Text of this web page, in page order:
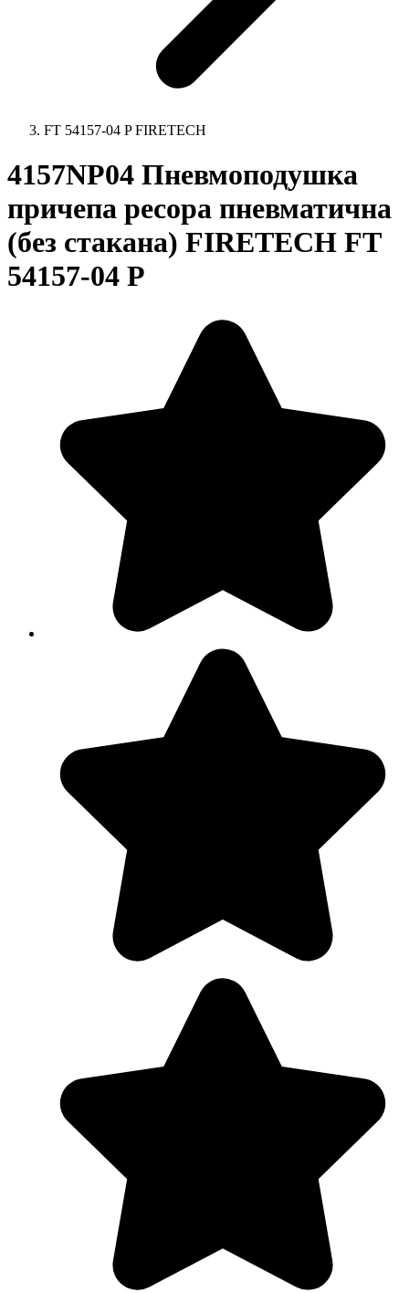
FT 54157-04 P FIRETECH
4157NP04 Пневмоподушка
причепа ресора пневматична
(без стакана) FIRETECH FT
54157-04 P